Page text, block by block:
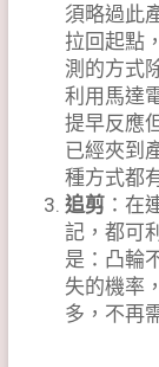
須略過此
拉回起點
測的方式
利用馬達
提早反應
已經夾到
種方式都
追剪：在
記，都可
是：凸輪
失的機率
多，不再